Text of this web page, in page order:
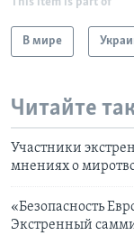
В мире
Читайте
Участники
мнениях о
«Безопасность
Экстренный